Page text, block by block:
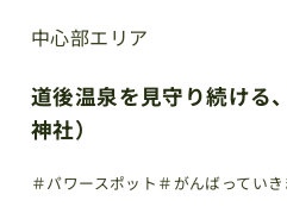
道後温泉を見守り続ける
神社）
中心部エリア
＃パワースポット ＃がんばっていき